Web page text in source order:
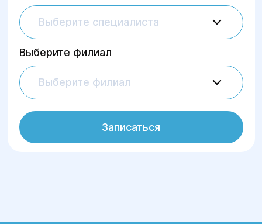
Выберите специалиста
Выберите филиал
Выберите филиал
Записаться